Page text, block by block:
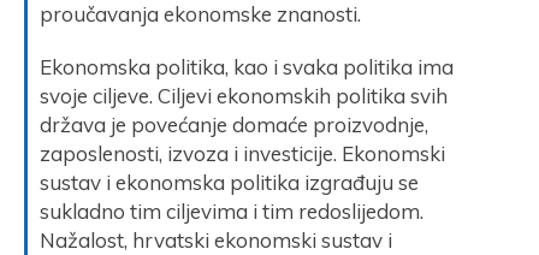
proučavanja ekonomske znanosti.
Ekonomska politika, kao i svaka politika ima
svoje ciljeve. Ciljevi ekonomskih politika svih
država je povećanje domaće proizvodnje,
zaposlenosti, izvoza i investicije. Ekonomski
sustav i ekonomska politika izgrađuju se
sukladno tim ciljevima i tim redoslijedom.
Nažalost, hrvatski ekonomski sustav i